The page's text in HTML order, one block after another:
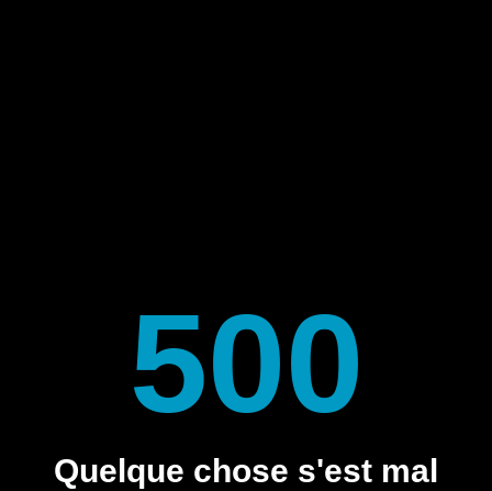
500
Quelque chose s'est mal